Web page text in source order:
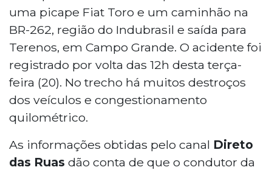
Campo Grande, resultou na morte de
duas pessoas na tarde desta terça-feira
(20). O condutor da Toro tentou uma
ultrapassagem, mas colidiu frontalmente
com o caminhão, que pegou fogo após o
impacto. O trecho ficou congestionado,
com veículos utilizando o acostamento
para seguir viagem. As vítimas ficaram
presas nas ferragens e não resistiram.
Equipes de socorro e polícia foram
acionadas para o local.
uma picape Fiat Toro e um caminhão na
BR-262, região do Indubrasil e saída para
Terenos, em Campo Grande. O acidente foi
registrado por volta das 12h desta terça-
feira (20). No trecho há muitos destroços
dos veículos e congestionamento
quilométrico.
As informações obtidas pelo canal Direto
das Ruas dão conta de que o condutor da